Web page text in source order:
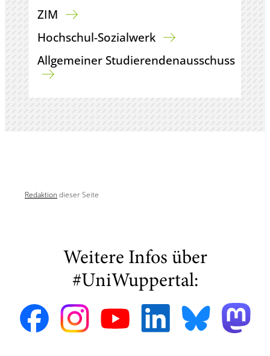
ZIM
Hochschul-Sozialwerk
Allgemeiner Studierendenausschuss
Redaktion dieser Seite
Weitere Infos über
#UniWuppertal: